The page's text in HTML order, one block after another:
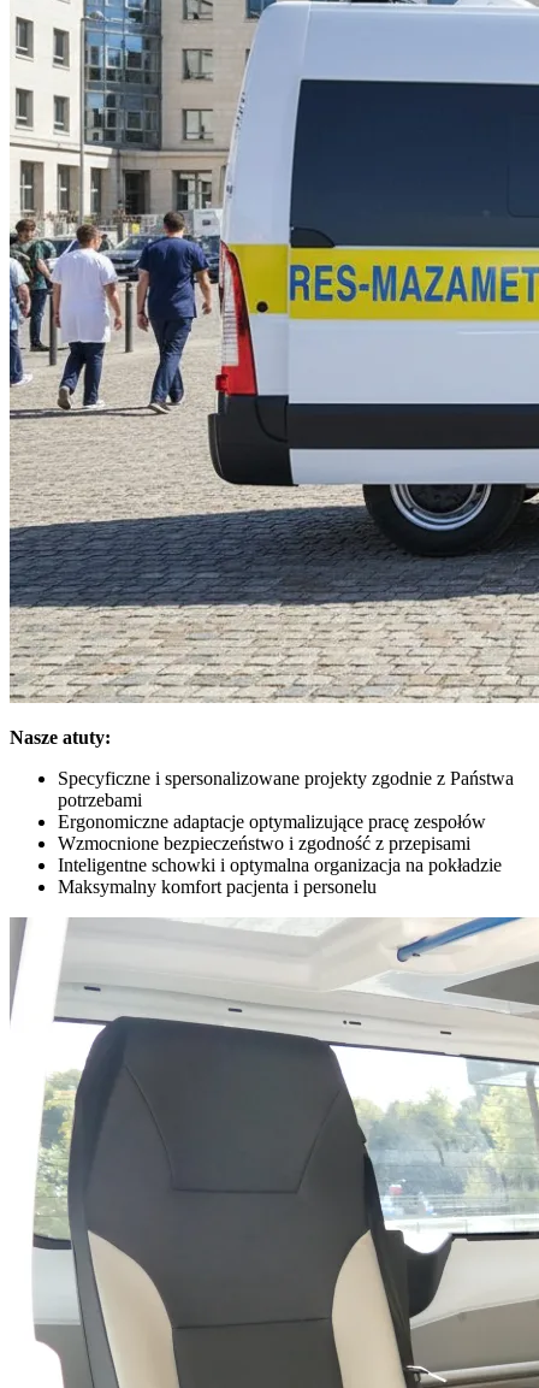
Nasze atuty:
Specyficzne i spersonalizowane projekty zgodnie z Państwa
potrzebami
Ergonomiczne adaptacje optymalizujące pracę zespołów
Wzmocnione bezpieczeństwo i zgodność z przepisami
Inteligentne schowki i optymalna organizacja na pokładzie
Maksymalny komfort pacjenta i personelu